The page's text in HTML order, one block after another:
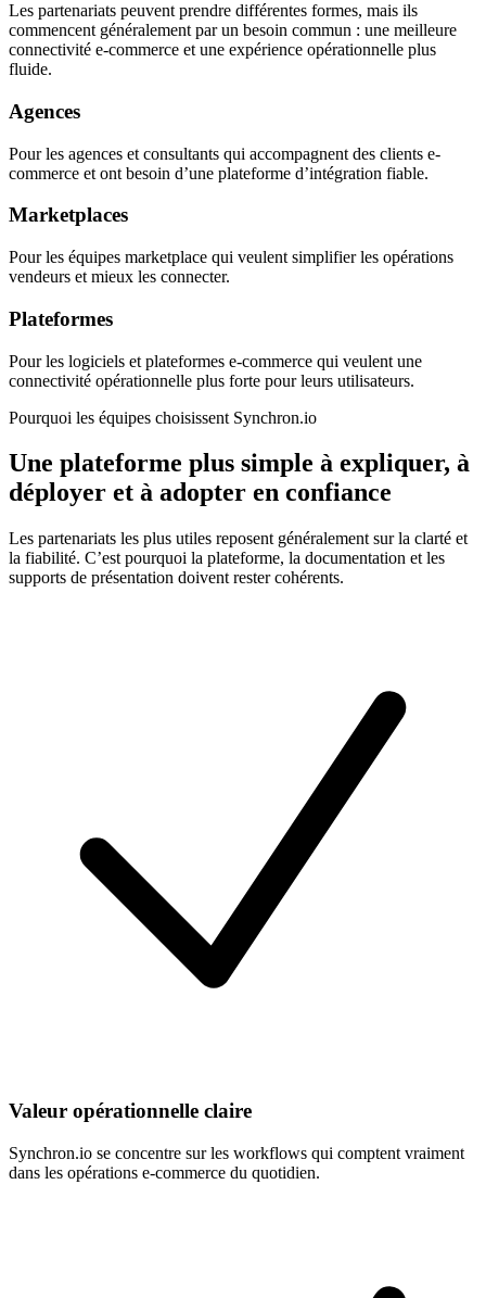
Les partenariats peuvent prendre différentes formes, mais ils
commencent généralement par un besoin commun : une meilleure
connectivité e-commerce et une expérience opérationnelle plus
fluide.
Agences
Pour les agences et consultants qui accompagnent des clients e-
commerce et ont besoin d’une plateforme d’intégration fiable.
Marketplaces
Pour les équipes marketplace qui veulent simplifier les opérations
vendeurs et mieux les connecter.
Plateformes
Pour les logiciels et plateformes e-commerce qui veulent une
connectivité opérationnelle plus forte pour leurs utilisateurs.
Pourquoi les équipes choisissent Synchron.io
Une plateforme plus simple à expliquer, à
déployer et à adopter en confiance
Les partenariats les plus utiles reposent généralement sur la clarté et
la fiabilité. C’est pourquoi la plateforme, la documentation et les
supports de présentation doivent rester cohérents.
Valeur opérationnelle claire
Synchron.io se concentre sur les workflows qui comptent vraiment
dans les opérations e-commerce du quotidien.